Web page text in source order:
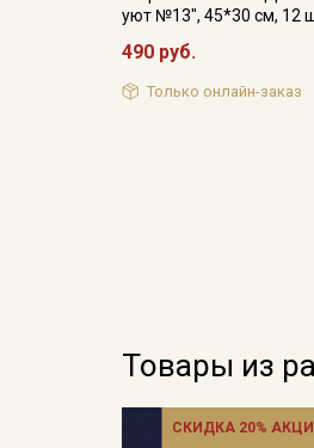
уют №13", 45*30 см, 12
490 руб.
Только онлайн-заказ
Товары из
СКИДКА 20%